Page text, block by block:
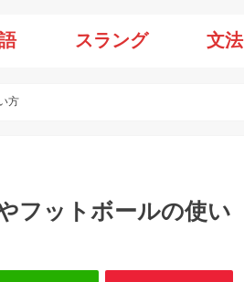
スラング 文法
方
フットボールの使い